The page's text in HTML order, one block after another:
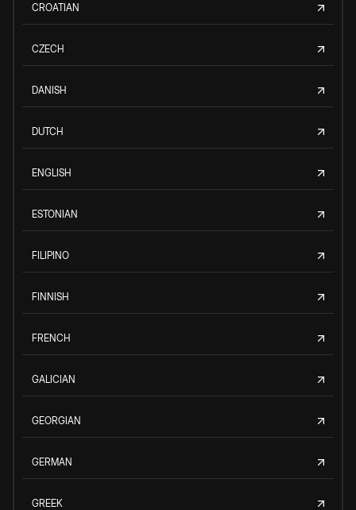
CROATIAN
CZECH
DANISH
DUTCH
ENGLISH
ESTONIAN
FILIPINO
FINNISH
FRENCH
GALICIAN
GEORGIAN
GERMAN
GREEK